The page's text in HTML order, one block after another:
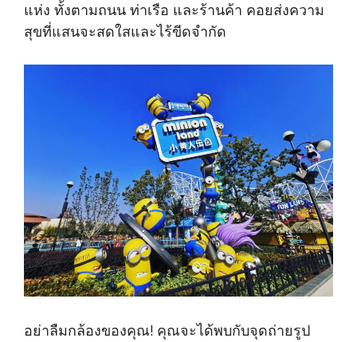
แห่ง ทั้งตามถนน ท่าเรือ และร้านค้า คอยส่งความ
สุขที่แสนจะสดใสและไร้ขีดจำกัด
อย่าลืมกล้องของคุณ! คุณจะได้พบกับจุดถ่ายรูป